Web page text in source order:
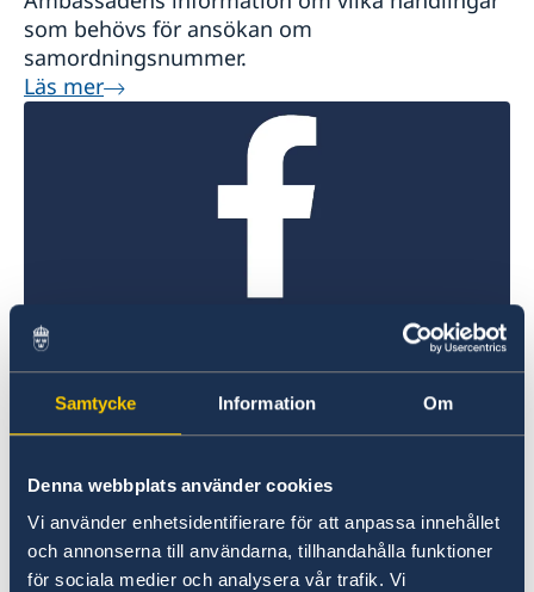
Samtycke Information Om
Denna webbplats använder cookies
Vi använder enhetsidentifierare för att anpassa innehållet
och annonserna till användarna, tillhandahålla funktioner
för sociala medier och analysera vår trafik. Vi
som behövs för ansökan om
samordningsnummer.
Läs mer
Facebook
Följ Sveriges ambassad i Wien på Facebook